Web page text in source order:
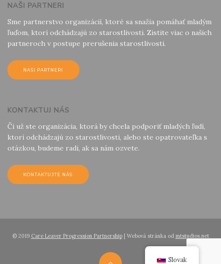
NAŠI PARTNERI
Sme partnerstvo organizácií, ktoré sa snažia pomáhať mladým
ľuďom, ktorí odchádzajú zo starostlivosti. Zistite viac o našich
partneroch v postupe prerušenia starostlivosti.
NAŠI PARTNERI
KONTAKTUJ NÁS
Či už ste organizácia, ktorá by chcela podporiť mladých ľudí,
ktorí odchádzajú zo starostlivosti, alebo ste opatrovateľka s
otázkou, budeme radi, ak sa nám ozvete.
KONTAKTUJTE NÁS
© 2019 Care Leaver Progression Partnership| Webová stránka od mtstudios.net
Slovak